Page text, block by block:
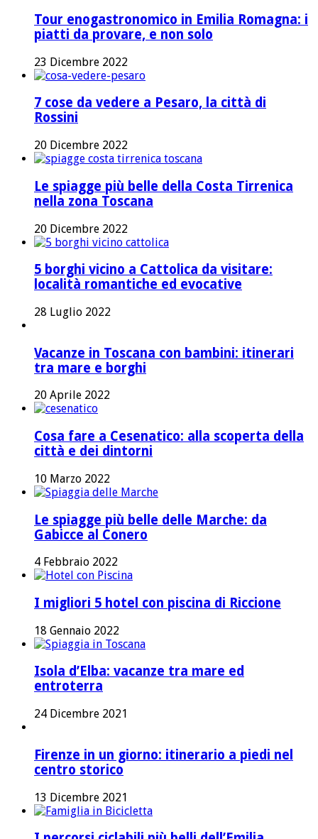
Tour enogastronomico in Emilia Romagna: i
piatti da provare, e non solo
23 Dicembre 2022
7 cose da vedere a Pesaro, la città di
Rossini
20 Dicembre 2022
Le spiagge più belle della Costa Tirrenica
nella zona Toscana
20 Dicembre 2022
5 borghi vicino a Cattolica da visitare:
località romantiche ed evocative
28 Luglio 2022
Vacanze in Toscana con bambini: itinerari
tra mare e borghi
20 Aprile 2022
Cosa fare a Cesenatico: alla scoperta della
città e dei dintorni
10 Marzo 2022
Le spiagge più belle delle Marche: da
Gabicce al Conero
4 Febbraio 2022
I migliori 5 hotel con piscina di Riccione
18 Gennaio 2022
Isola d’Elba: vacanze tra mare ed
entroterra
24 Dicembre 2021
Firenze in un giorno: itinerario a piedi nel
centro storico
13 Dicembre 2021